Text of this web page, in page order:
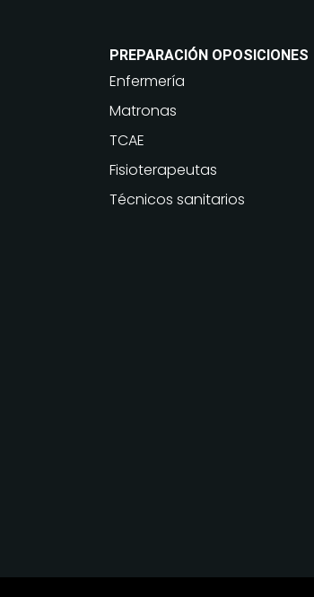
PREPARACIÓN OPOSICIONES
Enfermería
Matronas
TCAE
Fisioterapeutas
Técnicos sanitarios